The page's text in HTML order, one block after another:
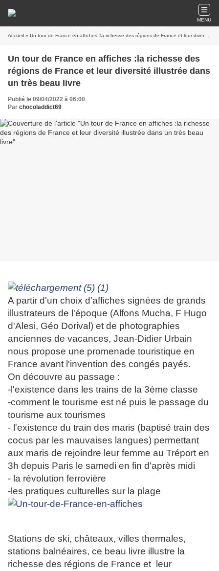
MENU
Accueil » Un tour de France en affiches :la richesse des régions de France et leur diversité illustrée dans un très beau livre
Un tour de France en affiches :la richesse des
régions de France et leur diversité illustrée dans
un très beau livre
Publié le 09/04/2022 à 06:00
Par chocoladdict69
A partir d'un choix d'affiches signées de grands
illustrateurs de l'époque (Alfons Mucha, F Hugo
d'Alesi, Géo Dorival) et de photographies
anciennes de vacances, Jean-Didier Urbain
nous propose une promenade touristique en
France avant l'invention des congés payés.
On découvre au passage :
-l'existence dans les trains de la 3ème classe
-comment le tourisme est né puis le passage du
tourisme aux tourismes
- l'existence du train des maris (baptisé train des
cocus par les mauvaises langues) permettant
aux maris de rejoindre leur femme au Tréport en
3h depuis Paris le samedi en fin d'après midi
- la révolution ferrovière
-les pratiques culturelles sur la plage
Stations de ski, châteaux, villes thermales,
stations balnéaires, ce beau livre illustre la
richesse des régions de France et leur